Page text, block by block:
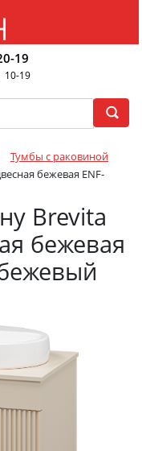
19
10-19
Тумбы с раковиной
бежевая ENF-
Brevita
бежевая